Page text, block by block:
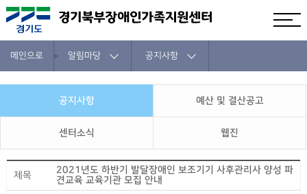
메인으로 알림마당 공지사항
공지사항 예산 및 결산공고
센터소식 웹진
제목
2021년도 하반기 발달장애인 보조기기 사후관리사 양성 파
견교육 교육기관 모집 안내